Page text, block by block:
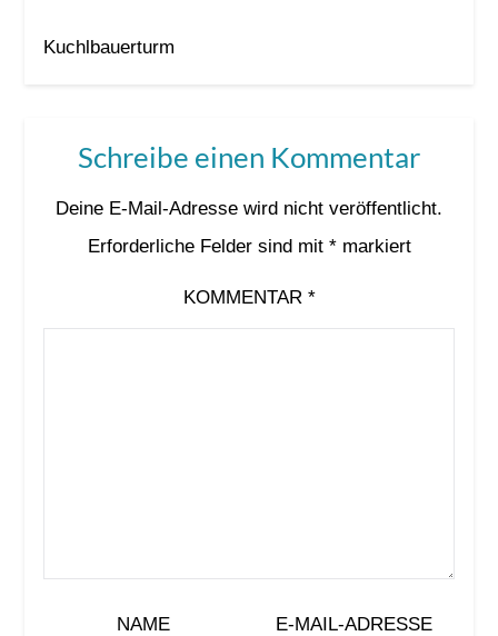
Kuchlbauerturm
Schreibe einen Kommentar
Deine E-Mail-Adresse wird nicht veröffentlicht.
Erforderliche Felder sind mit *markiert
KOMMENTAR *
NAME E-MAIL-ADRESSE